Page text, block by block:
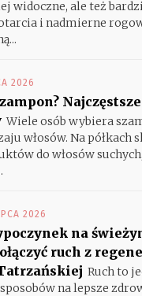
widoczne, ale też
i nadmierne
2026
Wiele osób wybiera
włosów. Na półkach
do włosów
2026
na
ruch z
Ruch to
na lepsze